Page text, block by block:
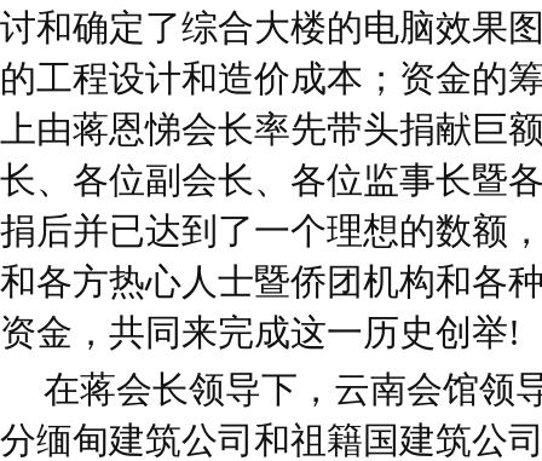
讨和确定了综合大楼的电脑效果
的工程设计和造价成本；资金的
上由蒋恩悌会长率先带头捐献巨
长、各位副会长、各位监事长暨
捐后并已达到了一个理想的数额
和各方热心人士暨侨团机构和各
资金，共同来完成这一历史创举!
在蒋会长领导下，云南会馆领
分缅甸建筑公司和祖籍国建筑公